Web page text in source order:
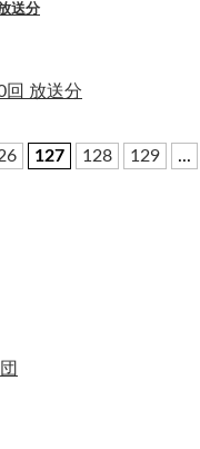
送分
回 放送分
127 128 129
...